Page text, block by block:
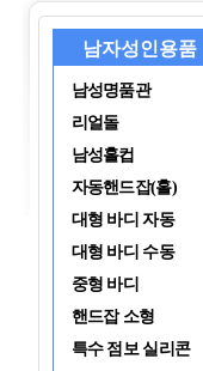
남자성인용품
남성명품관
리얼돌
남성홀컵
자동핸드잡(홀)
대형 바디 자동
대형 바디 수동
중형 바디
핸드잡 소형
특수 점보 실리콘